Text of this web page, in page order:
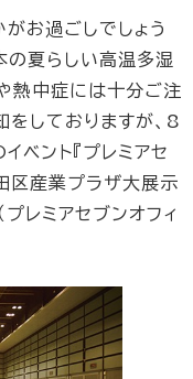
がお過ごしでしょう
の夏らしい高温多湿
熱中症には十分ご注
をしておりますが、8
ベント『プレミアセ
区産業プラザ大展示
レミアセブンオフィ